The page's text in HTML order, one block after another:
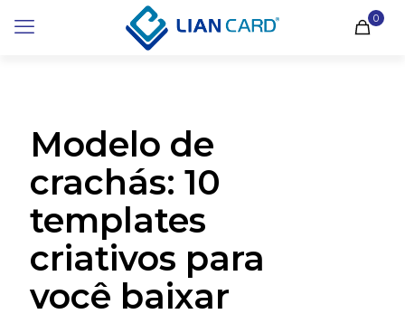
0
Modelo de
crachás: 10
templates
criativos para
você baixar